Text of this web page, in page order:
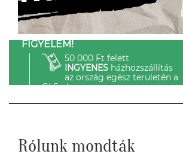
FIGYELEM!
50 000 Ft felett
INGYENESházhozszállítás
az ország egész területén a
GLS-el.
Rólunk mondták